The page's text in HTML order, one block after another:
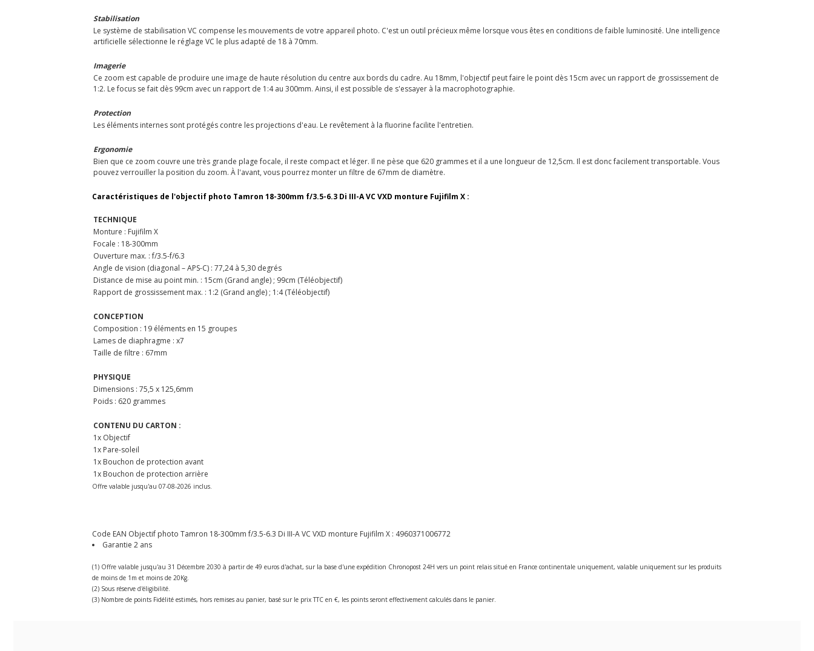
Stabilisation
Le système de stabilisation VC compense les mouvements de votre appareil photo. C'est un outil précieux même lorsque vous êtes en conditions de faible luminosité. Une intelligence
artificielle sélectionne le réglage VC le plus adapté de 18 à 70mm.
Imagerie
Ce zoom est capable de produire une image de haute résolution du centre aux bords du cadre. Au 18mm, l'objectif peut faire le point dès 15cm avec un rapport de grossissement de
1:2. Le focus se fait dès 99cm avec un rapport de 1:4 au 300mm. Ainsi, il est possible de s'essayer à la macrophotographie.
Protection
Les éléments internes sont protégés contre les projections d'eau. Le revêtement à la fluorine facilite l'entretien.
Ergonomie
Bien que ce zoom couvre une très grande plage focale, il reste compact et léger. Il ne pèse que 620 grammes et il a une longueur de 12,5cm. Il est donc facilement transportable. Vous
pouvez verrouiller la position du zoom. À l'avant, vous pourrez monter un filtre de 67mm de diamètre.
Caractéristiques de l'objectif photo Tamron 18-300mm f/3.5-6.3 Di III-A VC VXD monture Fujifilm X :
TECHNIQUE
Monture : Fujifilm X
Focale : 18-300mm
Ouverture max. : f/3.5-f/6.3
Angle de vision (diagonal – APS-C) : 77,24 à 5,30 degrés
Distance de mise au point min. : 15cm (Grand angle) ; 99cm (Téléobjectif)
Rapport de grossissement max. : 1:2 (Grand angle) ; 1:4 (Téléobjectif)
CONCEPTION
Composition : 19 éléments en 15 groupes
Lames de diaphragme : x7
Taille de filtre : 67mm
PHYSIQUE
Dimensions : 75,5 x 125,6mm
Poids : 620 grammes
CONTENU DU CARTON :
1x Objectif
1x Pare-soleil
1x Bouchon de protection avant
1x Bouchon de protection arrière
Offre valable jusqu'au 07-08-2026 inclus.
Code EAN Objectif photo Tamron 18-300mm f/3.5-6.3 Di III-A VC VXD monture Fujifilm X : 4960371006772
Garantie 2 ans
(1) Offre valable jusqu'au 31 Décembre 2030 à partir de 49 euros d'achat, sur la base d'une expédition Chronopost 24H vers un point relais situé en France continentale uniquement, valable uniquement sur les produits
de moins de 1m et moins de 20Kg.
(2) Sous réserve d'éligibilité.
(3) Nombre de points Fidélité estimés, hors remises au panier, basé sur le prix TTC en €, les points seront effectivement calculés dans le panier.